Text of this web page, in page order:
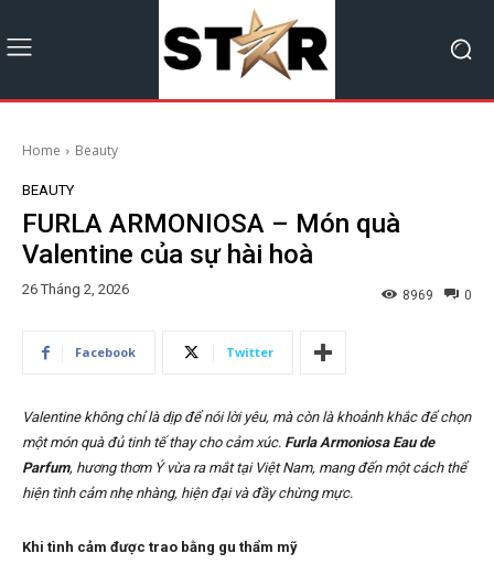
Home Beauty
BEAUTY
FURLA ARMONIOSA – Món quà
Valentine của sự hài hoà
26 Tháng 2, 2026 0
8969
Facebook Twitter
Valentine không chỉ là dịp để nói lời yêu, mà còn là khoảnh khắc để chọn
một món quà đủ tinh tế thay cho cảm xúc. Furla Armoniosa Eau de
Parfum, hương thơm Ý vừa ra mắt tại Việt Nam, mang đến một cách thể
hiện tình cảm nhẹ nhàng, hiện đại và đầy chừng mực.
Khi tình cảm được trao bằng gu thẩm mỹ